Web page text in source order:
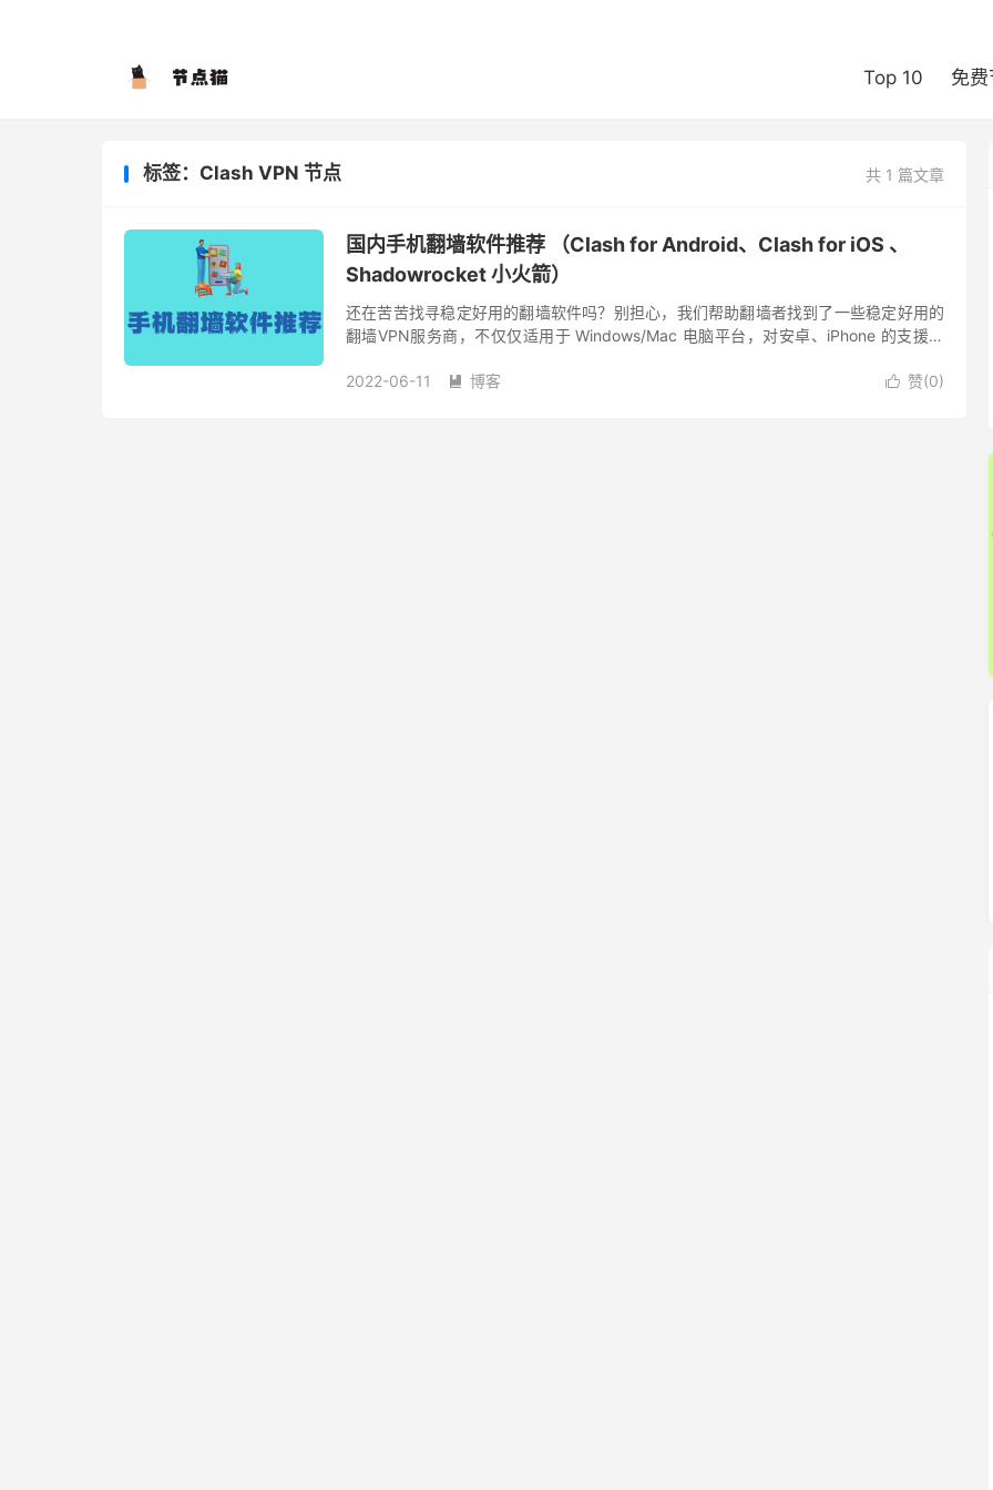
Top 10 免
共 1 篇文章
标签：Clash VPN 节点
国内手机翻墙软件推荐 （Clash for Android、Clash for iOS 、
Shadowrocket 小火箭）
还在苦苦找寻稳定好用的翻墙软件吗？别担心，我们帮助翻墙者找到了一些稳定好用的
翻墙VPN服务商，不仅仅适用于 Windows/Mac 电脑平台，对安卓、iPhone 的支援程
 赞(0)
2022-06-11  博客